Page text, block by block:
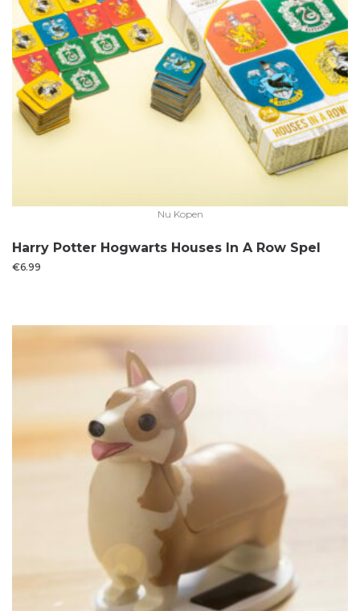
Nu Kopen
Harry Potter Hogwarts Houses In A Row Spel
€6.99